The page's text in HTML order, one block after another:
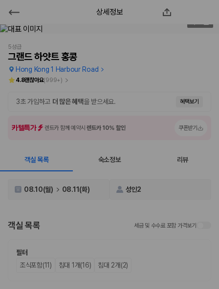
그랜드 하얏트 홍콩
2000만 이용고객이 선택한 제주 렌트카 가격비교 플랫폼
제주렌트카 가격비교는 카모아에서 한 번에
제주도 렌트카는 업체마다 차량 가격, 보험 조건, 면책금, 보상 한도, 인수
장소, 취소 규정이 다릅니다. 카모아는 여러 제주 렌트카 업체의 조건을 한
업체별 가격비교:
제주 렌트카 업체별 실시간 예약 가능 차량과 요금
차종별 최저가 비교:
인원에 맞는 차종별 가격을 비교합니다.
보험 조건 비교:일반자차, 완전자차, 슈퍼자차의 면책금과 보상 한
상세정보
5성급
그랜드 하얏트 홍콩
Hong Kong 1 Harbour Road
4.8괜찮아요(999+)
3초 가입하고 더 많은 혜택을 받으세요. 혜택보기
카텔특가 렌트카 함께 예약시렌트카 10% 할인 쿠폰받기
객실 목록 숙소정보 리뷰
08.10(월) 08.11(화) 성인2
객실 목록 세금 및 수수료 포함 가격보기
필터
조식포함(11)
침대 1개(16) 침대 2개(2)